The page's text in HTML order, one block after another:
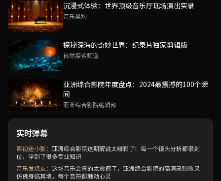
沉浸式体验：世界顶级音乐厅现场演出实录
音乐黑豹
探秘深海的奇妙世界：纪录片独家剪辑版
自然探索频道
亚洲综合影院年度盘点：2024最震撼的100个瞬
间
亚洲综合影院编辑部
实时弹幕
影视迷小张： 亚洲综合影院这期解说太精彩了！每一个镜头分析都很到
位，学到了很多专业知识
音乐发烧友： 这场音乐会真的太震撼了，亚洲综合影院的高清录制效果
仿佛身临其境，每个音符都触动心灵